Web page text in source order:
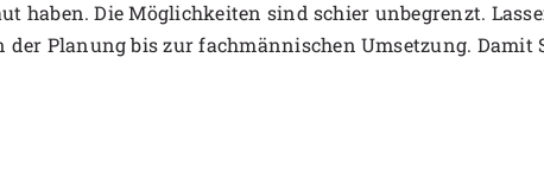
haben. Die Möglichkeiten sind schier unbegrenzt.
Planung bis zur fachmännischen Umsetzung. Damit